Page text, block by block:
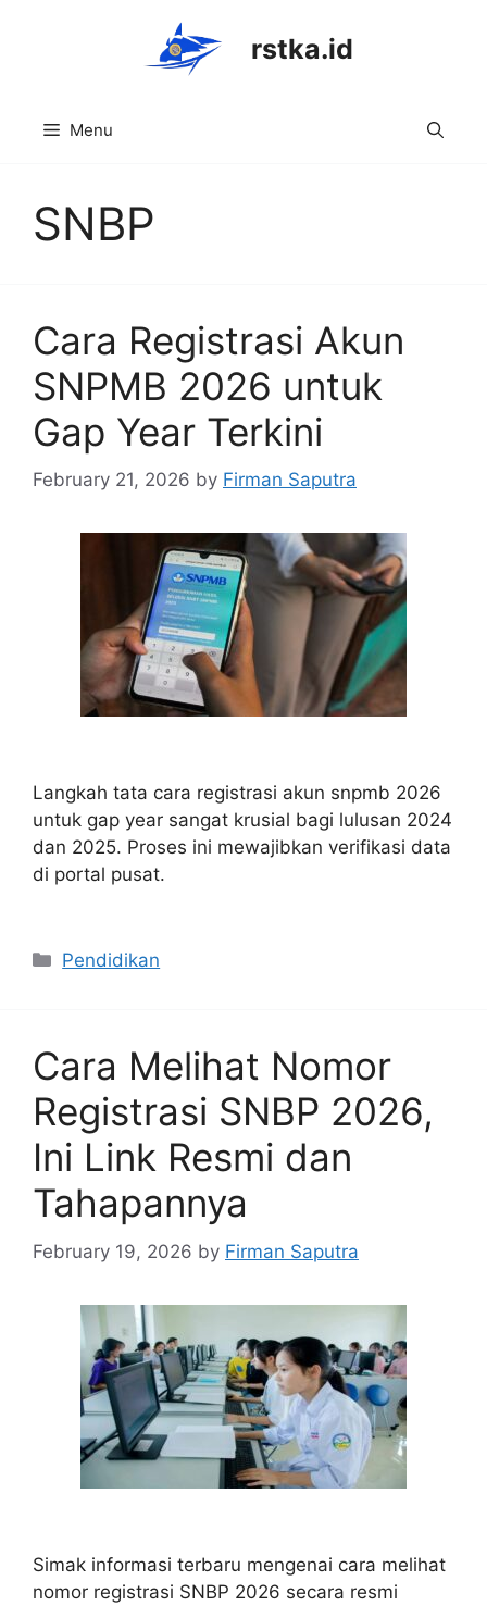
rstka.id
Menu
SNBP
Cara Registrasi Akun
SNPMB 2026 untuk
Gap Year Terkini
February 21, 2026 by Firman Saputra
Langkah tata cara registrasi akun snpmb 2026
untuk gap year sangat krusial bagi lulusan 2024
dan 2025. Proses ini mewajibkan verifikasi data
di portal pusat.
Categories
Pendidikan
Cara Melihat Nomor
Registrasi SNBP 2026,
Ini Link Resmi dan
Tahapannya
February 19, 2026 by Firman Saputra
Simak informasi terbaru mengenai cara melihat
nomor registrasi SNBP 2026 secara resmi